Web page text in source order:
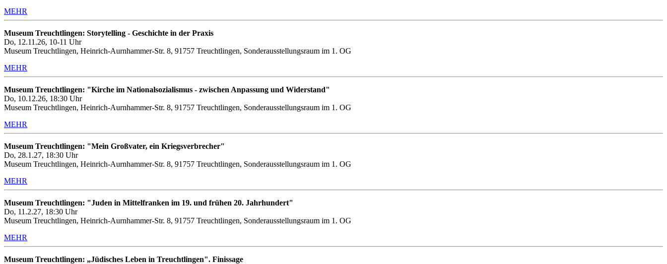
MEHR
Museum Treuchtlingen: Storytelling - Geschichte in der Praxis
Do, 12.11.26, 10-11 Uhr
Museum Treuchtlingen, Heinrich-Aurnhammer-Str. 8, 91757 Treuchtlingen, Sonderausstellungsraum im 1. OG
MEHR
Museum Treuchtlingen: "Kirche im Nationalsozialismus - zwischen Anpassung und Widerstand"
Do, 10.12.26, 18:30 Uhr
Museum Treuchtlingen, Heinrich-Aurnhammer-Str. 8, 91757 Treuchtlingen, Sonderausstellungsraum im 1. OG
MEHR
Museum Treuchtlingen: "Mein Großvater, ein Kriegsverbrecher"
Do, 28.1.27, 18:30 Uhr
Museum Treuchtlingen, Heinrich-Aurnhammer-Str. 8, 91757 Treuchtlingen, Sonderausstellungsraum im 1. OG
MEHR
Museum Treuchtlingen: "Juden in Mittelfranken im 19. und frühen 20. Jahrhundert"
Do, 11.2.27, 18:30 Uhr
Museum Treuchtlingen, Heinrich-Aurnhammer-Str. 8, 91757 Treuchtlingen, Sonderausstellungsraum im 1. OG
MEHR
Museum Treuchtlingen: „Jüdisches Leben in Treuchtlingen". Finissage